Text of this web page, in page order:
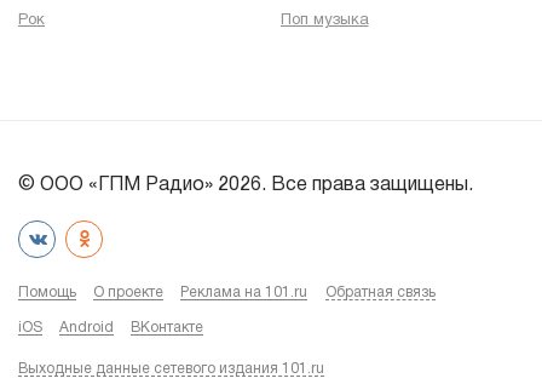
Рок
Поп музыка
© ООО «ГПМ Радио» 2026. Все права защищены.
Помощь О проекте Реклама на 101.ru Обратная связь
iOS Android ВКонтакте
Выходные данные сетевого издания 101.ru